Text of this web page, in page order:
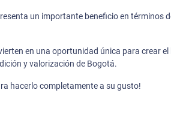
un importante beneficio en términos
en una oportunidad única para crear
y valorización de Bogotá.
hacerlo completamente a su gusto!